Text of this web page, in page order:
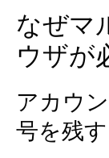
なぜマ
ウザが
アカウ
号を残